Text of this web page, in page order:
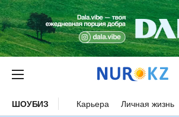
ШОУБИЗ Карьера Личная жизнь